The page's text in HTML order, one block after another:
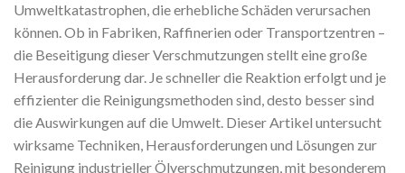
Umweltkatastrophen, die erhebliche Schäden verursachen
können. Ob in Fabriken, Raffinerien oder Transportzentren –
die Beseitigung dieser Verschmutzungen stellt eine große
Herausforderung dar. Je schneller die Reaktion erfolgt und je
effizienter die Reinigungsmethoden sind, desto besser sind
die Auswirkungen auf die Umwelt. Dieser Artikel untersucht
wirksame Techniken, Herausforderungen und Lösungen zur
Reinigung industrieller Ölverschmutzungen, mit besonderem